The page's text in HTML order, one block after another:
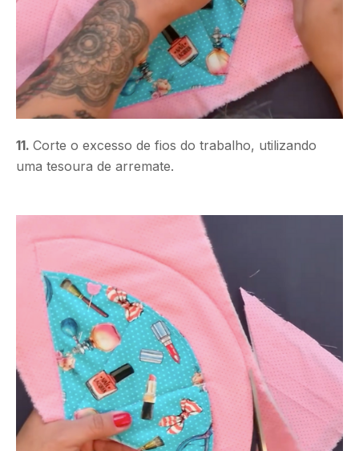
11. Corte o excesso de fios do trabalho, utilizando
uma tesoura de arremate.